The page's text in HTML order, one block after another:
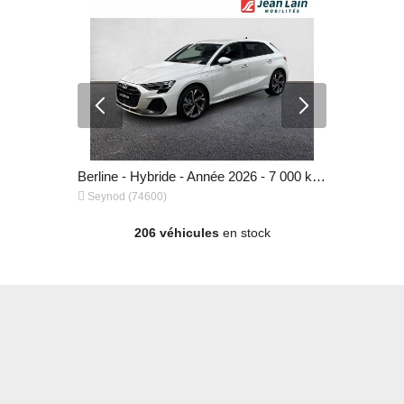
Berline - Hybride - Année 2026 - 7 000 km, 46 490 €
 Seynod (74600)
206 véhiculesen stock